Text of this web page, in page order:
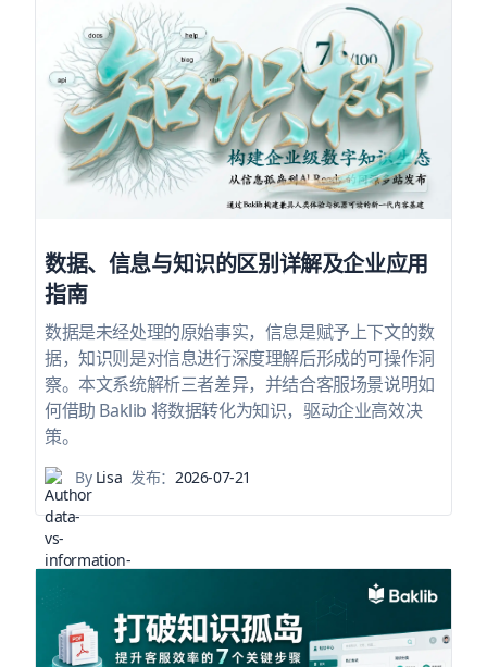
数据、信息与知识的区别详解及企业应用
指南
数据是未经处理的原始事实，信息是赋予上下文的数
据，知识则是对信息进行深度理解后形成的可操作洞
察。本文系统解析三者差异，并结合客服场景说明如
何借助 Baklib 将数据转化为知识，驱动企业高效决
策。
ByLisa 发布：2026-07-21